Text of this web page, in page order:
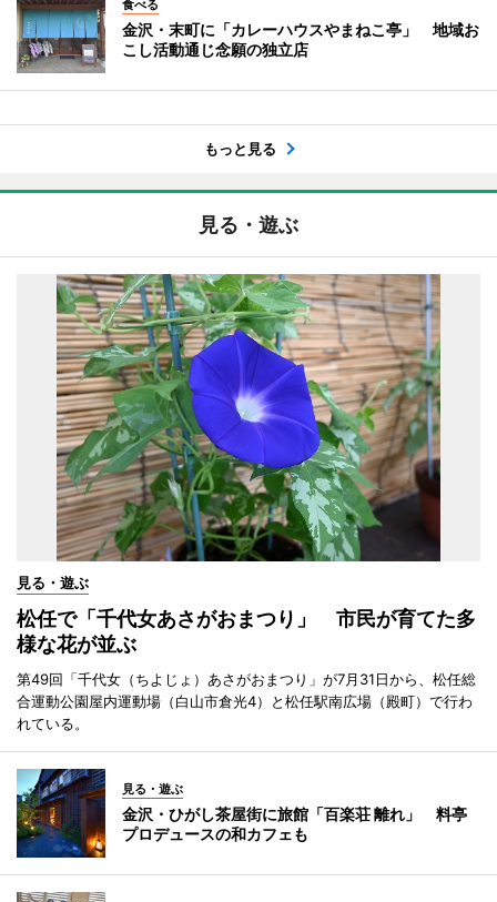
食べる
金沢・末町に「カレーハウスやまねこ亭」 地域お
こし活動通じ念願の独立店
もっと見る
見る・遊ぶ
見る・遊ぶ
松任で「千代女あさがおまつり」 市民が育てた多
様な花が並ぶ
第49回「千代女（ちよじょ）あさがおまつり」が7月31日から、松任総
合運動公園屋内運動場（白山市倉光4）と松任駅南広場（殿町）で行わ
れている。
見る・遊ぶ
金沢・ひがし茶屋街に旅館「百楽荘 離れ」 料亭
プロデュースの和カフェも